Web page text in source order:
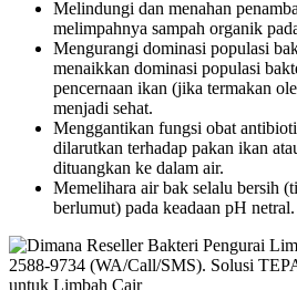
Melindungi dan menahan
melimpahnya sampah organik
Mengurangi dominasi populasi
menaikkan dominasi populasi
pencernaan ikan (jika termakan
menjadi sehat.
Menggantikan fungsi obat
dilarutkan terhadap pakan ikan
dituangkan ke dalam air.
Memelihara air bak selalu bersih
berlumut) pada keadaan pH netral.